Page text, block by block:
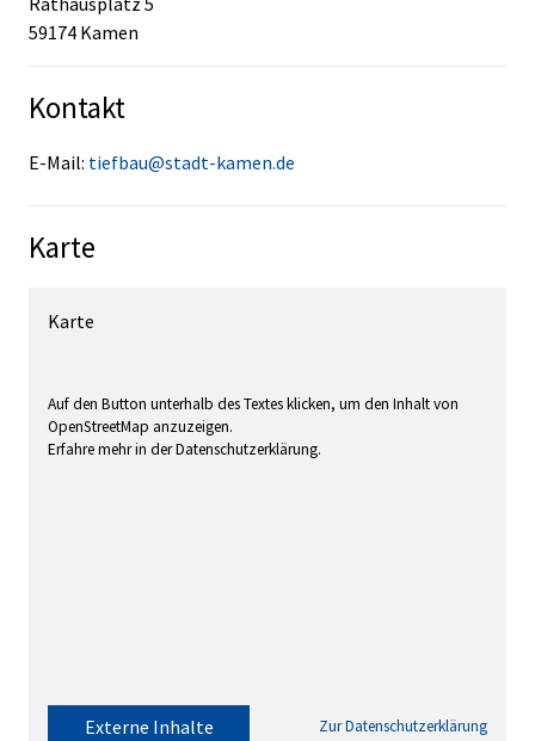
59174 Kamen
Kontakt
E-Mail: tiefbau@stadt-kamen.de
Karte
Karte
Auf den Button unterhalb des Textes klicken, um den Inhalt von
OpenStreetMap anzuzeigen.
Erfahre mehr in der Datenschutzerklärung.
Externe Inhalte
Zur Datenschutzerklärung